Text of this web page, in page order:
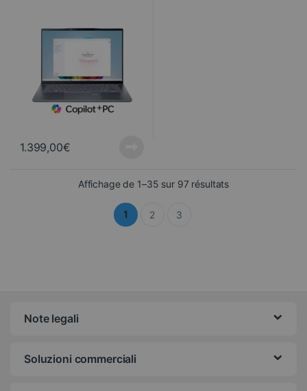
1.399,00€
Affichage de 1–35 sur 97 résultatsOrdinati dal più
1 2 3
Note legali
Soluzioni commerciali